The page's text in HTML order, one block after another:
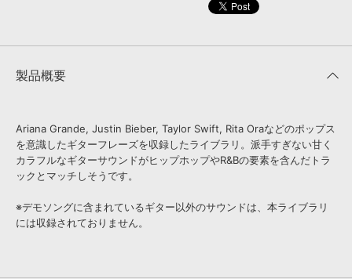
音素材の制作・
製品概要
Ariana Grande, Justin Bieber, Taylor Swift, Rita Oraなどのポップス
を意識したギターフレーズを収録したライブラリ。派手すぎない甘く
カラフルなギターサウンドがヒップホップやR&Bの要素を含んだトラ
ックとマッチしそうです。
※デモソングに含まれているギター以外のサウンドは、本ライブラリ
には収録されておりません。